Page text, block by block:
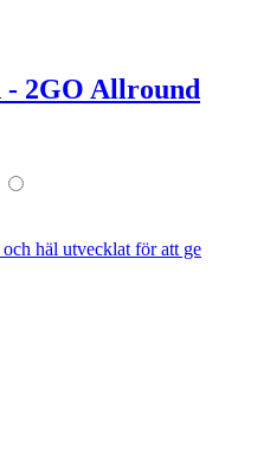
- 2GO Allround
häl utvecklat för att ge